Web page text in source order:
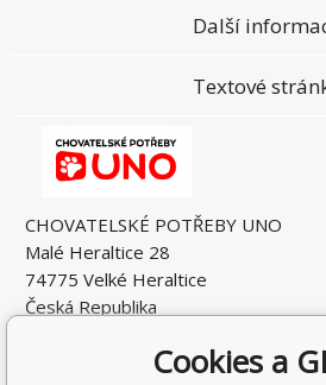
CHOVATELSKÉ POTŘEBY UNO
Malé Heraltice 28
74775 Velké Heraltice
Česká Republika
DIČ: CZ7405265549
Další
Textové
Cookies a